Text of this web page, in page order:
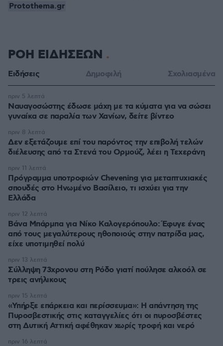
Protothema.gr
ΡΟΗ ΕΙΔΗΣΕΩΝ
Ειδήσεις Δημοφιλή Σχολιασμένα
Ναυαγοσώστης έδωσε μάχη με τα κύματα για να σώσει
γυναίκα σε παραλία των Χανίων, δείτε βίντεο
πριν 5 λεπτά
Δεν εξετάζουμε επί του παρόντος την επιβολή τελών
διέλευσης από τα Στενά του Ορμούζ, λέει η Τεχεράνη
πριν 8 λεπτά
Πρόγραμμα υποτροφιών Chevening για μεταπτυχιακές
σπουδές στο Ηνωμένο Βασίλειο, τι ισχύει για την
Ελλάδα
πριν 11 λεπτά
Βάνα Μπάρμπα για Νίκο Καλογερόπουλο: Έφυγε ένας
από τους μεγαλύτερους ηθοποιούς στην πατρίδα μας,
είχε υποτιμηθεί πολύ
πριν 12 λεπτά
Σύλληψη 73χρονου στη Ρόδο γιατί πούλησε αλκοόλ σε
τρεις ανήλικους
πριν 13 λεπτά
«Υπήρξε επάρκεια και περίσσευμα»: Η απάντηση της
Πυροσβεστικής στις καταγγελίες ότι οι πυροσβέστες
στη Δυτική Αττική αφέθηκαν χωρίς τροφή και νερό
πριν 15 λεπτά
πριν 16 λεπτά